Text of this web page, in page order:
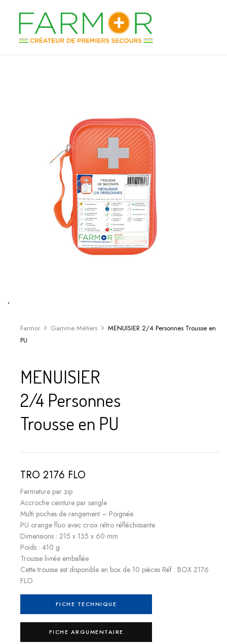
Farmor Gamme Métiers
MENUISIER 2/4 Personnes Trousse en
PU
MENUISIER
2/4 Personnes
Trousse en PU
TRO 2176 FLO
Fermeture par zip
Accroche ceinture par sangle
Multi poches de rangement – Poignée
PU orange fluo avec croix rétro réfléchissante
Dimensions : 215 x 135 x 60 mm
Poids : 410 g
Trousse livrée emballée
Cette trousse est disponible en box de 10 pièces Réf : BOX 2176
FLO
FICHE TECHNIQUE
FICHE ARGUMENTAIRE